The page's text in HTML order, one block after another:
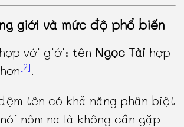
giới và mức độ phổ biến
với giới: tên Ngọc Tài hợp
hơn[2].
tên có khả năng phân biệt
nôm na là không cần gặp